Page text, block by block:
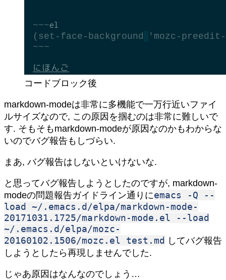
コードブロック後
markdown-modeは非常に多機能で一万行近いファイ
ルサイズなので, この原因を掴むのは非常に難しいで
す. そもそもmarkdown-modeが原因なのかもわからな
いのでバグ報告もしづらい.
まあ, バグ報告はしないといけないな.
と思ってバグ報告しようとしたのですが, markdown-
modeの問題報告ガイドライン通りにemacs -Q --
load ~/.emacs.d/elpa/markdown-mode-
20171031.1725/markdown-mode.el --load
~/.emacs.d/elpa/mozc-
20160102.1506/mozc.el test.md してバグ報告
しようとしたら再現しませんでした.
じゃあ原因はなんなのでしょう…